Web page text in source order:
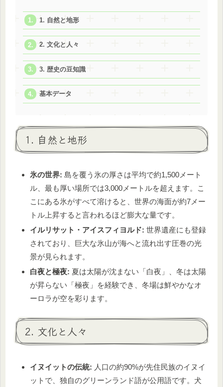
1. 自然と地形
2. 文化と人々
3. 歴史の豆知識
基本データ
1. 自然と地形
氷の世界: 島を覆う氷の厚さは平均で約1,500メート
ル、最も厚い場所では3,000メートルを超えます。こ
こにある氷がすべて溶けると、世界の海面が約7メー
トル上昇すると言われるほど膨大な量です。
イルリサット・アイスフィヨルド: 世界遺産にも登録
されており、巨大な氷山が海へと流れ出す圧巻の光
景が見られます。
白夜と極夜: 夏は太陽が沈まない「白夜」、冬は太陽
が昇らない「極夜」を経験でき、冬場は鮮やかなオ
ーロラが空を彩ります。
2. 文化と人々
イヌイットの伝統: 人口の約90%が先住民族のイヌイ
ットで、独自のグリーンランド語が公用語です。犬